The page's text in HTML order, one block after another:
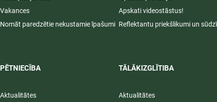
Vakances
Nomāt paredzētie nekustamie īpašumi
PĒTNIECĪBA
Aktualitātes
Apskati videostāstus!
Reflektantu priekšlikumi un
TĀLĀKIZGLĪTIBA
Aktualitātes